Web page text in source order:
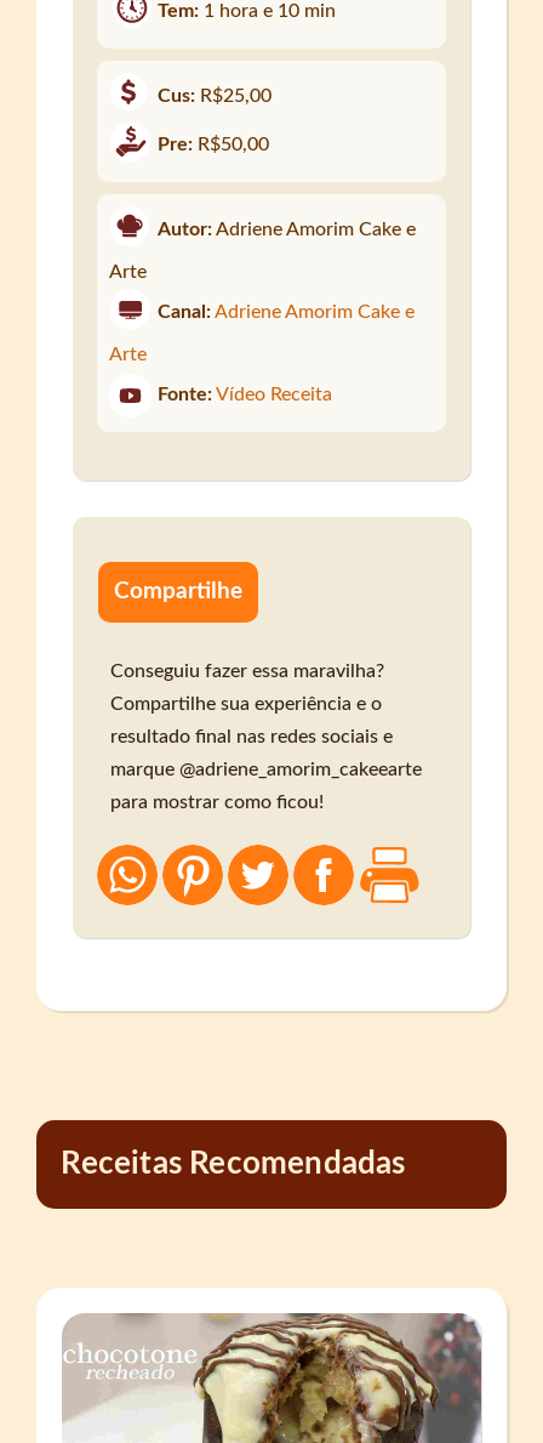
Tem: 1 hora e 10 min
Cus: R$25,00
Pre: R$50,00
Autor:Adriene Amorim Cake e
Arte
Canal: Adriene Amorim Cake e
Arte
Fonte: Vídeo Receita
Compartilhe
Conseguiu fazer essa maravilha?
Compartilhe sua experiência e o
resultado final nas redes sociais e
marque @adriene_amorim_cakeearte
para mostrar como ficou!
Receitas Recomendadas